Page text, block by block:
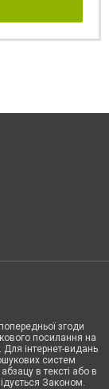
згоди
посилання на
інтернет-видань
систем
в тексті або в
Законом.